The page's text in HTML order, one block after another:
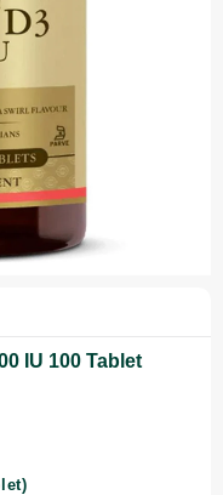
IU 100 Tablet